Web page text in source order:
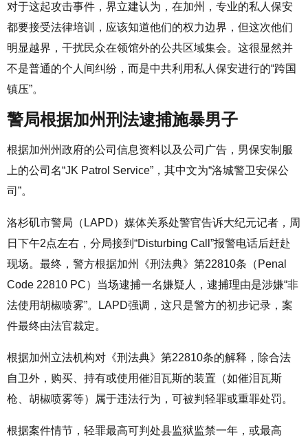
对于这起攻击事件，界立建认为，在加州，专业的私人保安
都要接受法律培训，应该知道他们的权力边界，但这次他们
明显越界，干扰民众在领馆外的公共区域集会。这很显然并
不是普通的个人间纠纷，而是中共利用私人保安进行的“跨国
镇压”。
警局根据加州刑法逮捕施暴男子
根据加州州政府的公司信息资料以及公司广告，男保安制服
上的公司名“JK Patrol Service”，其中文为“洛城警卫安保公
司”。
洛杉矶市警局（LAPD）媒体关系处警官告诉大纪元记者，周
日下午2点左右，分局接到“Disturbing Call”报警电话后赶赴
现场。最终，警方根据加州《刑法典》第22810条（Penal
Code 22810 PC）当场逮捕一名嫌疑人，逮捕理由是涉嫌“非
法使用胡椒喷雾”。LAPD强调，这只是警方的初步记录，案
件最终由法官裁定。
根据加州立法机构对《刑法典》第22810条的解释，除合法
自卫外，购买、持有或使用催泪瓦斯的装置（如催泪瓦斯
枪、胡椒喷雾等）属于违法行为，可被判轻罪或重罪处罚。
根据案件情节，轻罪最高可判处县监狱监禁一年，或最高